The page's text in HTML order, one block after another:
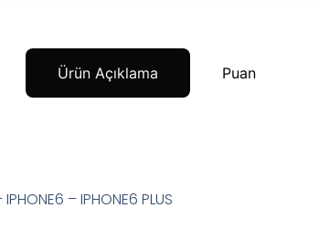
Ürün Açıklama Puan
– IPHONE6 PLUS